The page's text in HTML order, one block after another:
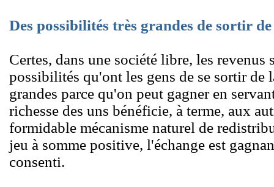
Des possibilités très grandes de sortir
Certes, dans une société libre, les revenus
possibilités qu'ont les gens de se sortir de
grandes parce qu'on peut gagner en
richesse des uns bénéficie, à terme, aux
formidable mécanisme naturel de
jeu à somme positive, l'échange est
consenti.